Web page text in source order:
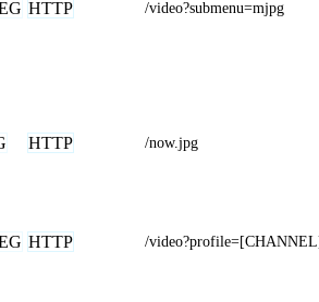
HTTP /video?submenu=mjpg
HTTP /now.jpg
HTTP /